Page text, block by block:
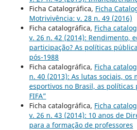
Ficha Catalográfica, Ficha
Motrivivência: v. 28 n. 49 (2016)
Ficha catalográfica, Ficha
v. 26 n. 42 (2014): Rendimento,
participação? As políticas
pós-1988
Ficha catalográfica, Ficha
n. 40 (2013): As lutas sociais, os
esportivos no Brasil, as políticas
FIFA”
Ficha catalográfica, Ficha
v. 26 n. 43 (2014): 10 anos de
para a formação de professores